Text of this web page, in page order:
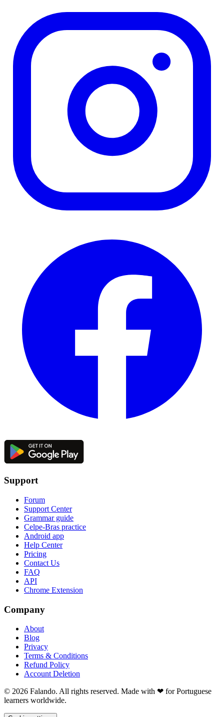
Support
Forum
Support Center
Grammar guide
Celpe-Bras practice
Android app
Help Center
Pricing
Contact Us
FAQ
API
Chrome Extension
Company
About
Blog
Privacy
Terms & Conditions
Refund Policy
Account Deletion
© 2026 Falando. All rights reserved. Made with ❤ for Portuguese
learners worldwide.